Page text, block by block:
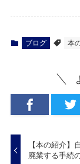
ブログ 本
【本の紹介】
廃業する手続